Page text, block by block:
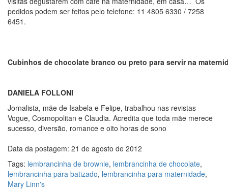
pedidos podem ser feitos pelo telefone: 11 4805 6330 / 7258
6451.
Cubinhos de chocolate branco ou preto para servir na
DANIELA FOLLONI
Jornalista, mãe de Isabela e Felipe, trabalhou nas revistas
Vogue, Cosmopolitan e Claudia. Acredita que toda mãe merece
sucesso, diversão, romance e oito horas de sono
Data da postagem: 21 de agosto de 2012
Tags: lembrancinha de brownie, lembrancinha de chocolate,
lembrancinha para batizado, lembrancinha para maternidade,
Mary Linn's